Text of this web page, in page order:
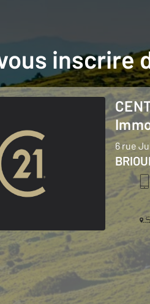
inscrire
CENTURY 21 API
6 rue